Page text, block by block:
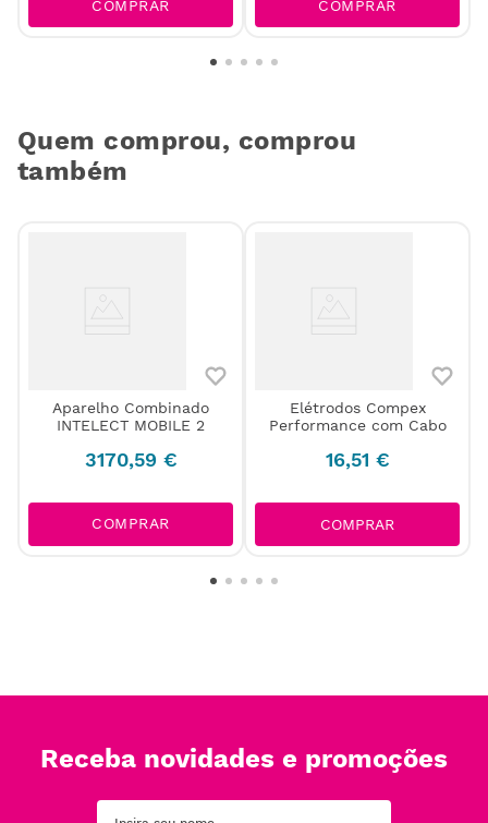
COMPRAR COMPRAR
Quem comprou, comprou
também
Aparelho Combinado
INTELECT MOBILE 2
3170,59 €
COMPRAR
Elétrodos Compex
Performance com Cabo
16,51 €
COMPRAR
Receba novidades e promoções